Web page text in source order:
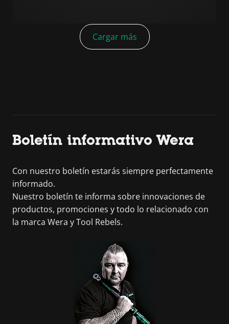
Cargar más
Boletín informativo Wera
Con nuestro boletín estarás siempre perfectamente
informado.
Nuestro boletín te informa sobre innovaciones de
productos, promociones y todo lo relacionado con
la marca Wera y Tool Rebels.